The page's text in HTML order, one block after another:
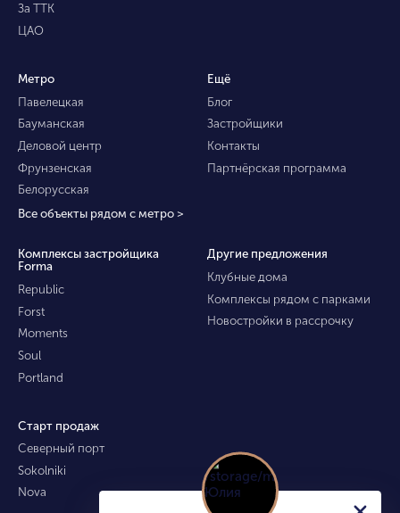
За ТТК
ЦАО
Метро
Павелецкая
Бауманская
Деловой центр
Фрунзенская
Белорусская
Все объекты рядом с метро >
Ещё
Блог
Застройщики
Контакты
Партнёрская программа
Комплексы застройщика
Forma
Republic
Forst
Moments
Soul
Portland
Другие предложения
Клубные дома
Комплексы рядом с парками
Новостройки в рассрочку
Старт продаж
Северный порт
Sokolniki
Nova